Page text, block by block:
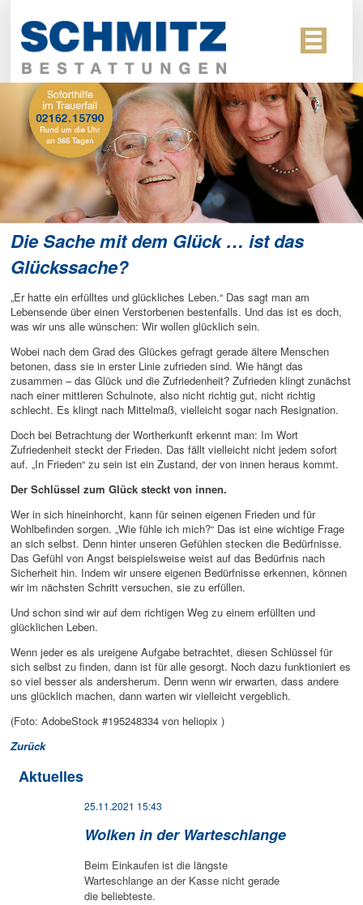
Die Sache mit dem Glück … ist das
Glückssache?
„Er hatte ein erfülltes und glückliches Leben.“ Das sagt man am
Lebensende über einen Verstorbenen bestenfalls. Und das ist es doch,
was wir uns alle wünschen: Wir wollen glücklich sein.
Wobei nach dem Grad des Glückes gefragt gerade ältere Menschen
betonen, dass sie in erster Linie zufrieden sind. Wie hängt das
zusammen – das Glück und die Zufriedenheit? Zufrieden klingt zunächst
nach einer mittleren Schulnote, also nicht richtig gut, nicht richtig
schlecht. Es klingt nach Mittelmaß, vielleicht sogar nach Resignation.
Doch bei Betrachtung der Wortherkunft erkennt man: Im Wort
Zufriedenheit steckt der Frieden. Das fällt vielleicht nicht jedem sofort
auf. „In Frieden“ zu sein ist ein Zustand, der von innen heraus kommt.
Der Schlüssel zum Glück steckt von innen.
Wer in sich hineinhorcht, kann für seinen eigenen Frieden und für
Wohlbefinden sorgen. „Wie fühle ich mich?“ Das ist eine wichtige Frage
an sich selbst. Denn hinter unseren Gefühlen stecken die Bedürfnisse.
Das Gefühl von Angst beispielsweise weist auf das Bedürfnis nach
Sicherheit hin. Indem wir unsere eigenen Bedürfnisse erkennen, können
wir im nächsten Schritt versuchen, sie zu erfüllen.
Und schon sind wir auf dem richtigen Weg zu einem erfüllten und
glücklichen Leben.
Wenn jeder es als ureigene Aufgabe betrachtet, diesen Schlüssel für
sich selbst zu finden, dann ist für alle gesorgt. Noch dazu funktioniert es
so viel besser als andersherum. Denn wenn wir erwarten, dass andere
uns glücklich machen, dann warten wir vielleicht vergeblich.
(Foto: AdobeStock #195248334 von heliopix )
Zurück
Aktuelles
25.11.2021 15:43
Wolken in der Warteschlange
Beim Einkaufen ist die längste
Warteschlange an der Kasse nicht gerade
die beliebteste.